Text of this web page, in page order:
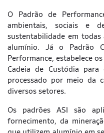
O Padrão de
ambientais, sociais e
sustentabilidade em todas
alumínio. Já o Padrão
Performance, estabelece
Cadeia de Custódia
processado por meio da
diversos setores.
Os padrões ASI são
fornecimento, da